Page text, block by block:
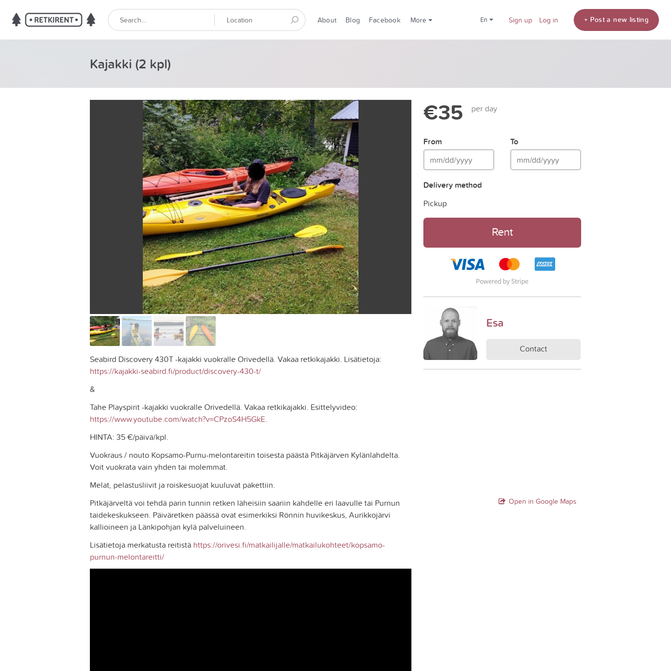
About Blog Facebook More en Sign up Log in + Post a new listing
Kajakki (2 kpl)
Seabird Discovery 430T -kajakki vuokralle Orivedellä. Vakaa retkikajakki. Lisätietoja:
https://kajakki-seabird.fi/product/discovery-430-t/
&
Tahe Playspirit -kajakki vuokralle Orivedellä. Vakaa retkikajakki. Esittelyvideo:
https://www.youtube.com/watch?v=CPzoS4H5GkE.
HINTA: 35 €/päivä/kpl.
Vuokraus / nouto Kopsamo-Purnu-melontareitin toisesta päästä Pitkäjärven Kylänlahdelta.
Voit vuokrata vain yhden tai molemmat.
Melat, pelastusliivit ja roiskesuojat kuuluvat pakettiin.
Pitkäjärveltä voi tehdä parin tunnin retken läheisiin saariin kahdelle eri laavulle tai Purnun
taidekeskukseen. Päiväretken päässä ovat esimerkiksi Rönnin huvikeskus, Aurikkojärvi
kallioineen ja Länkipohjan kylä palveluineen.
Lisätietoja merkatusta reitistä https://orivesi.fi/matkailijalle/matkailukohteet/kopsamo-
purnun-melontareitti/
€35 per day
From To
Delivery method
Pickup
Rent
Esa
Contact
Open in Google Maps